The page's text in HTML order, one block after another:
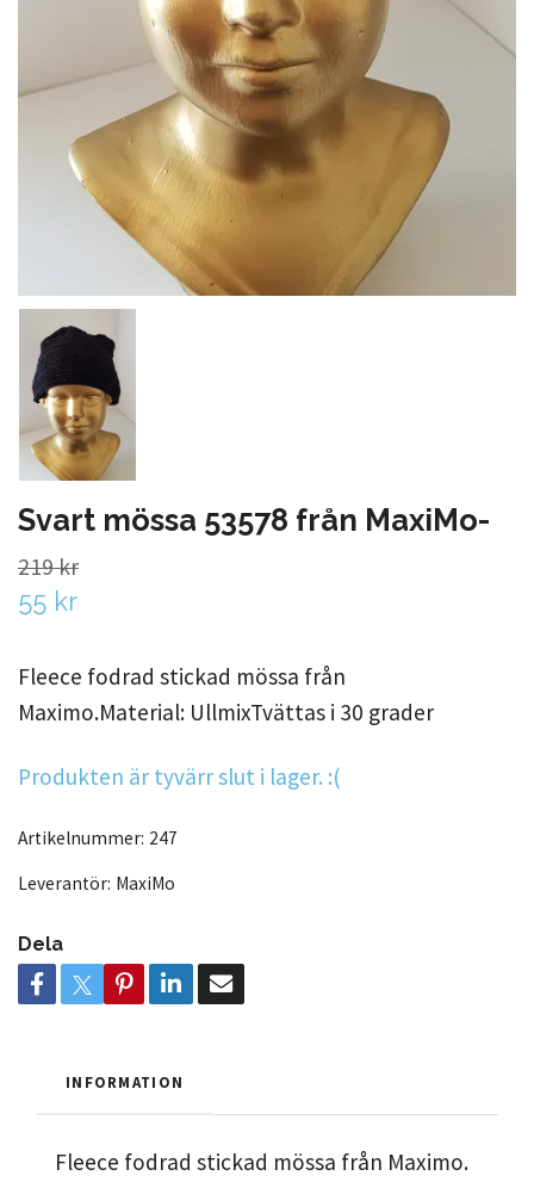
Svart mössa 53578 från MaxiMo-
219 kr
55 kr
Fleece fodrad stickad mössa från
Maximo.Material: UllmixTvättas i 30 grader
Produkten är tyvärr slut i lager. :(
Artikelnummer: 247
Leverantör: MaxiMo
Dela
INFORMATION
Fleece fodrad stickad mössa från Maximo.